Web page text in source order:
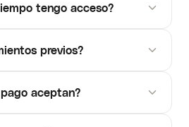
tengo acceso?
previos?
aceptan?